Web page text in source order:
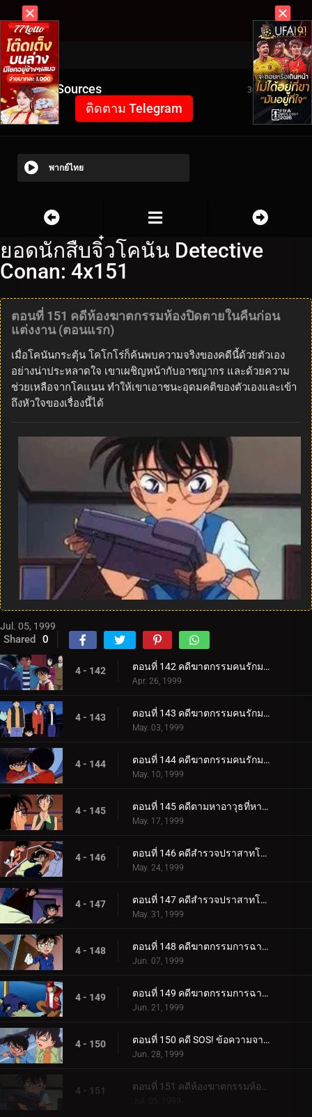
Video Sources 3027 Views
ติดตาม Telegram
พากย์ไทย
ยอดนักสืบจิ๋วโคนัน Detective
Conan: 4x151
ตอนที่ 151 คดีห้องฆาตกรรมห้องปิดตายในคืนก่อน
แต่งงาน (ตอนแรก)
เมื่อโคนันกระตุ้น โคโกโร่ก็ค้นพบความจริงของคดีนี้ด้วยตัวเอง
อย่างน่าประหลาดใจ เขาเผชิญหน้ากับอาชญากร และด้วยความ
ช่วยเหลือจากโคแนน ทำให้เขาเอาชนะอุดมคติของตัวเองและเข้า
ถึงหัวใจของเรื่องนี้ได้
Jul. 05, 1999
Shared 0
4 - 142 ตอนที่ 142 คดีฆาตกรรมคนรักมายากล (ภาคคดี)
Apr. 26, 1999
4 - 143 ตอนที่ 143 คดีฆาตกรรมคนรักมายากล (ภาคสงสัย)
May. 03, 1999
4 - 144 ตอนที่ 144 คดีฆาตกรรมคนรักมายากล (ภาคไขคดี)
May. 10, 1999
4 - 145 ตอนที่ 145 คดีตามหาอาวุธที่หายไป
May. 17, 1999
4 - 146 ตอนที่ 146 คดีสำรวจปราสาทโบราณ (ตอนแรก)
May. 24, 1999
4 - 147 ตอนที่ 147 คดีสำรวจปราสาทโบราณ (ตอนจบ)
May. 31, 1999
4 - 148 ตอนที่ 148 คดีฆาตกรรมการฉายภาพยนตร์ครั้งสุดท้าย (ตอนแรก)
Jun. 07, 1999
4 - 149 ตอนที่ 149 คดีฆาตกรรมการฉายภาพยนตร์ครั้งสุดท้าย (ตอนจบ)
Jun. 21, 1999
4 - 150 ตอนที่ 150 คดี SOS! ข้อความจากอายูมิ
Jun. 28, 1999
4 - 151 ตอนที่ 151 คดีห้องฆาตกรรมห้องปิดตายในคืนก่อนแต่งงาน (ตอนแรก)
Jul. 05, 1999